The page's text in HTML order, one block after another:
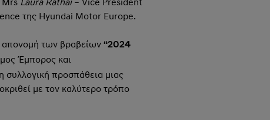
της Hyundai Motor Europe.
απονομή των βραβείων “2024
Έμπορος και
συλλογική προσπάθεια μιας
με τον καλύτερο τρόπο